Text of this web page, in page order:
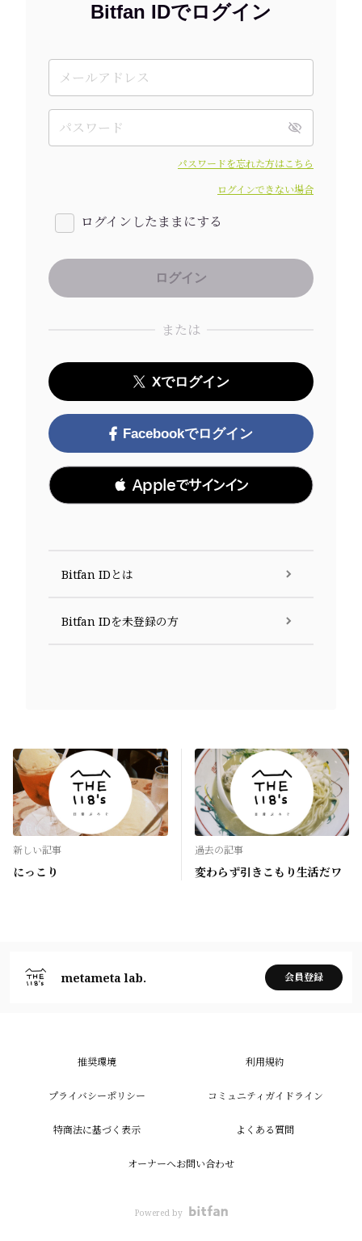
Bitfan IDでログイン
パスワードを忘れた方はこちら
ログインできない場合
ログインしたままにする
または
Xでログイン
Facebookでログイン
 Appleでサインイン
Bitfan IDとは
Bitfan IDを未登録の方
新しい記事
にっこり
過去の記事
変わらず引きこもり生活だワ
metameta lab. 会員登録
推奨環境 利用規約
プライバシーポリシー コミュニティガイドライン
特商法に基づく表示 よくある質問
オーナーへお問い合わせ
Powered by